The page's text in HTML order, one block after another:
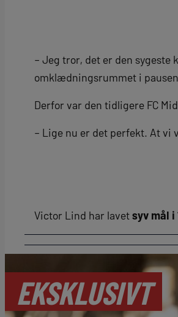
– Jeg tror, det er den
omklædningsrummet i
Derfor var den tidligere FC
– Lige nu er det perfekt. At vi
Victor Lind har lavetsyv mål i
EKSKLUSIVT